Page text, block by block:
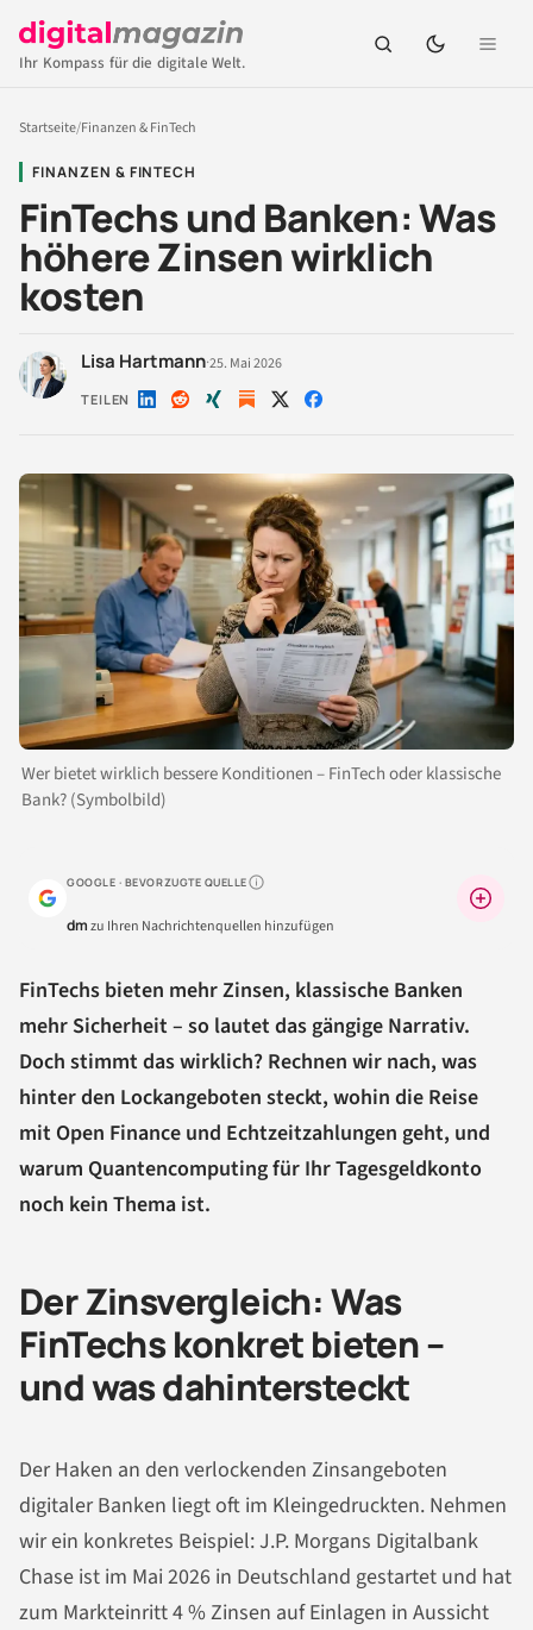
Ihr Kompass für die digitale Welt.
Startseite/Finanzen & FinTech
FINANZEN & FINTECH
FinTechs und Banken: Was
höhere Zinsen wirklich
kosten
Lisa Hartmann·25. Mai 2026
TEILEN Auf Auf Auf Auf Auf
Wer bietet wirklich bessere Konditionen – FinTech oder klassische
Bank? (Symbolbild)
GOOGLE · BEVORZUGTE QUELLEWarum lohnt sich das?
dmzu Ihren Nachrichtenquellen hinzufügen
FinTechs bieten mehr Zinsen, klassische Banken
mehr Sicherheit – so lautet das gängige Narrativ.
Doch stimmt das wirklich? Rechnen wir nach, was
hinter den Lockangeboten steckt, wohin die Reise
mit Open Finance und Echtzeitzahlungen geht, und
warum Quantencomputing für Ihr Tagesgeldkonto
noch kein Thema ist.
Der Zinsvergleich: Was
FinTechs konkret bieten –
und was dahintersteckt
Der Haken an den verlockenden Zinsangeboten
digitaler Banken liegt oft im Kleingedruckten. Nehmen
wir ein konkretes Beispiel: J.P. Morgans Digitalbank
Chase ist im Mai 2026 in Deutschland gestartet und hat
zum Markteinritt 4 % Zinsen auf Einlagen in Aussicht